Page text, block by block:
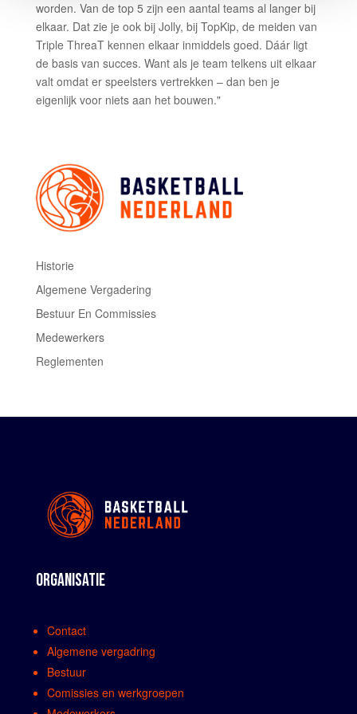
worden. Van de top 5 zijn een aantal teams al langer bij
elkaar. Dat zie je ook bij Jolly, bij TopKip, de meiden van
Triple ThreaT kennen elkaar inmiddels goed. Dáár ligt
de basis van succes. Want als je team telkens uit elkaar
valt omdat er speelsters vertrekken – dan ben je
eigenlijk voor niets aan het bouwen."
Historie
Algemene Vergadering
Bestuur En Commissies
Medewerkers
Reglementen
ORGANISATIE
Contact
Algemene vergadring
Bestuur
Comissies en werkgroepen